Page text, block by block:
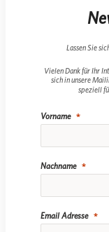
Lassen Sie
Vielen Dank für Ihr
sich in unsere
speziell
Vorname
Nachname
Email Adresse